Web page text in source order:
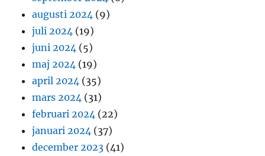
augusti 2024 (9)
juli 2024 (19)
juni 2024 (5)
maj 2024 (19)
april 2024 (35)
mars 2024 (31)
februari 2024 (22)
januari 2024 (37)
december 2023 (41)